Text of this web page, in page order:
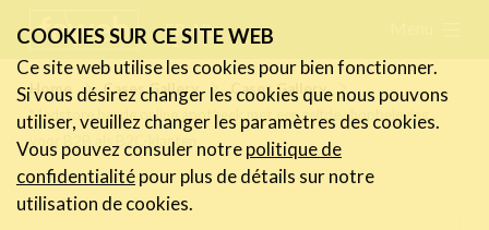
links
Jump
to
navigation
Jump
FR NL
Home Cases Gallery
Cases Gallery
Medstore.be: de online apotheek met een zelfde shopbeleving
voor B2B als B2C-klanten
Actualités
Activités
Cases Gallery
COOKIES SUR CE SITE WEB
Ce site web utilise les cookies pour bien fonctionner.
Si vous désirez changer les cookies que nous pouvons
utiliser, veuillez changer les paramètres des cookies.
Vous pouvez consuler notrepolitique de
confidentialitépour plus de détails sur notre
utilisation de cookies.